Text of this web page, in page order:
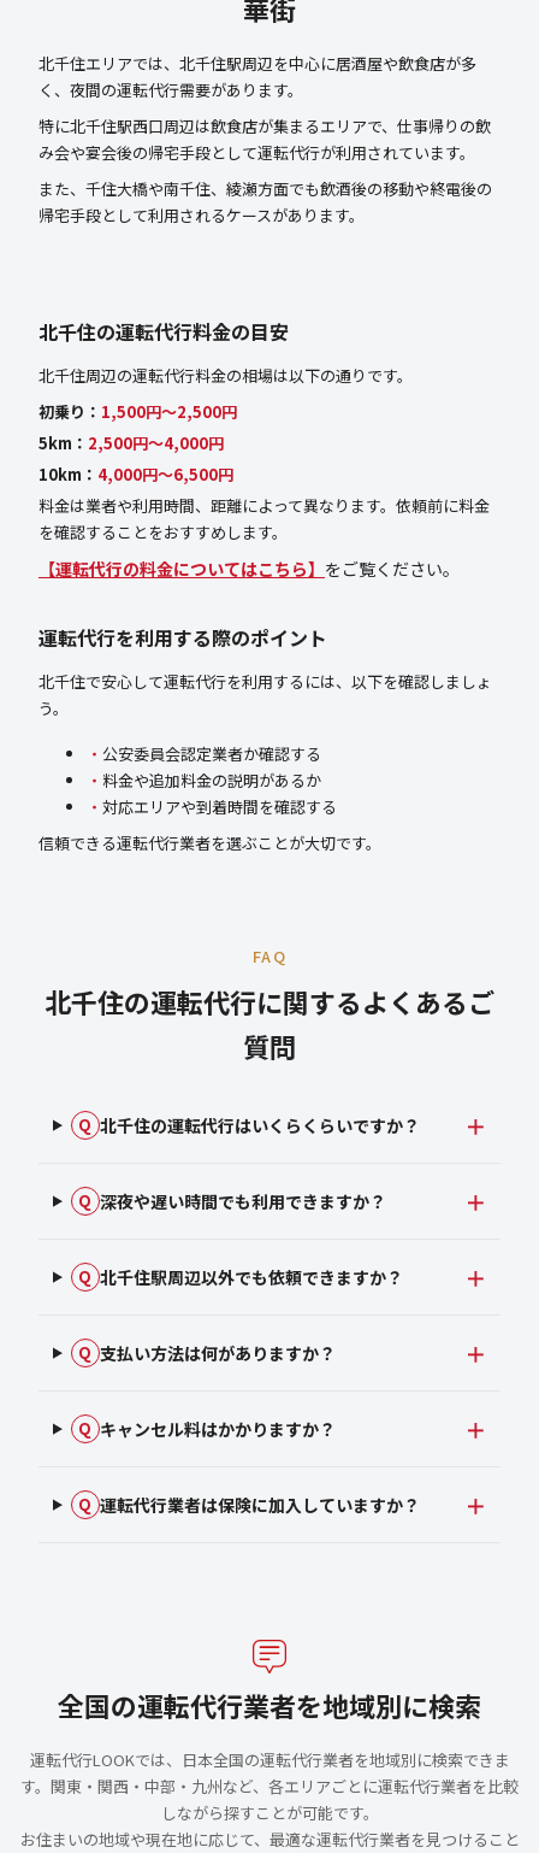
華街
北千住エリアでは、北千住駅周辺を中心に居酒屋や飲食店が多
く、夜間の運転代行需要があります。
特に北千住駅西口周辺は飲食店が集まるエリアで、仕事帰りの飲
み会や宴会後の帰宅手段として運転代行が利用されています。
また、千住大橋や南千住、綾瀬方面でも飲酒後の移動や終電後の
帰宅手段として利用されるケースがあります。
北千住の運転代行料金の目安
北千住周辺の運転代行料金の相場は以下の通りです。
初乗り： 1,500円〜2,500円
5km： 2,500円〜4,000円
10km： 4,000円〜6,500円
料金は業者や利用時間、距離によって異なります。依頼前に料金
を確認することをおすすめします。
【運転代行の料金についてはこちら】 をご覧ください。
運転代行を利用する際のポイント
北千住で安心して運転代行を利用するには、以下を確認しましょ
う。
公安委員会認定業者か確認する
料金や追加料金の説明があるか
対応エリアや到着時間を確認する
信頼できる運転代行業者を選ぶことが大切です。
FAQ
北千住の運転代行に関するよくあるご
質問
Q 北千住の運転代行はいくらくらいですか？
Q 深夜や遅い時間でも利用できますか？
Q 北千住駅周辺以外でも依頼できますか？
Q 支払い方法は何がありますか？
Q キャンセル料はかかりますか？
Q 運転代行業者は保険に加入していますか？
全国の運転代行業者を地域別に検索
運転代行LOOKでは、日本全国の運転代行業者を地域別に検索できま
す。関東・関西・中部・九州など、各エリアごとに運転代行業者を比較
しながら探すことが可能です。
お住まいの地域や現在地に応じて、最適な運転代行業者を見つけること